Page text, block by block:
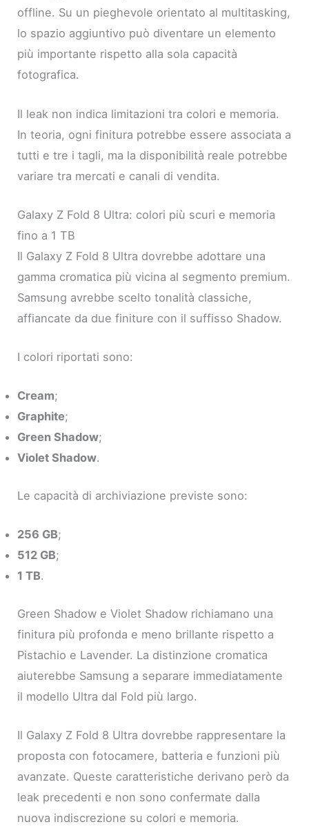
offline. Su un pieghevole orientato al multitasking,
lo spazio aggiuntivo può diventare un elemento
più importante rispetto alla sola capacità
fotografica.
Il leak non indica limitazioni tra colori e memoria.
In teoria, ogni finitura potrebbe essere associata a
tutti e tre i tagli, ma la disponibilità reale potrebbe
variare tra mercati e canali di vendita.
Galaxy Z Fold 8 Ultra: colori più scuri e memoria
fino a 1 TB
Il Galaxy Z Fold 8 Ultra dovrebbe adottare una
gamma cromatica più vicina al segmento premium.
Samsung avrebbe scelto tonalità classiche,
affiancate da due finiture con il suffisso Shadow.
I colori riportati sono:
Cream;
Graphite;
Green Shadow;
Violet Shadow.
Le capacità di archiviazione previste sono:
256 GB;
512 GB;
1 TB.
Green Shadow e Violet Shadow richiamano una
finitura più profonda e meno brillante rispetto a
Pistachio e Lavender. La distinzione cromatica
aiuterebbe Samsung a separare immediatamente
il modello Ultra dal Fold più largo.
Il Galaxy Z Fold 8 Ultra dovrebbe rappresentare la
proposta con fotocamere, batteria e funzioni più
avanzate. Queste caratteristiche derivano però da
leak precedenti e non sono confermate dalla
nuova indiscrezione su colori e memoria.